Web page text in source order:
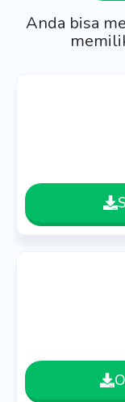
Anda bisa